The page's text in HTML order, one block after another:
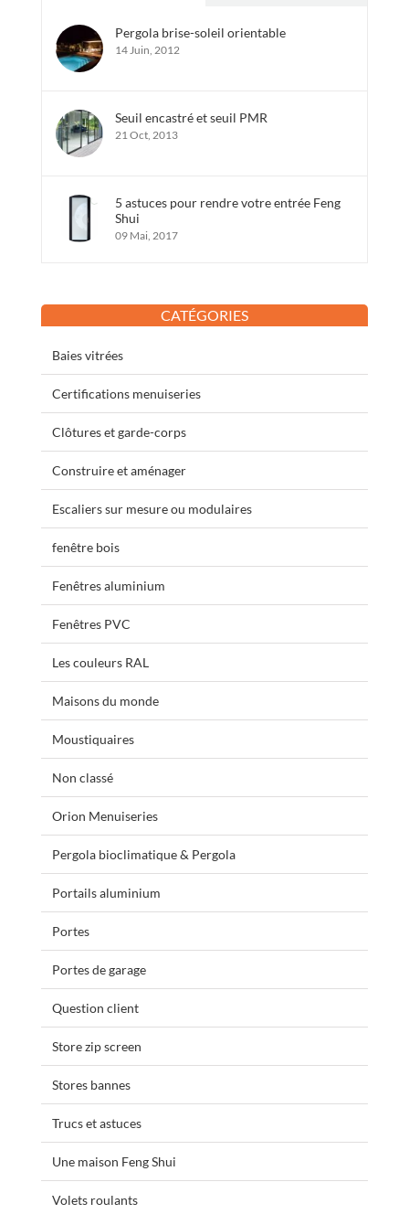
Pergola brise-soleil orientable
14 Juin, 2012
Seuil encastré et seuil PMR
21 Oct, 2013
5 astuces pour rendre votre entrée Feng
Shui
09 Mai, 2017
CATÉGORIES
Baies vitrées
Certifications menuiseries
Clôtures et garde-corps
Construire et aménager
Escaliers sur mesure ou modulaires
fenêtre bois
Fenêtres aluminium
Fenêtres PVC
Les couleurs RAL
Maisons du monde
Moustiquaires
Non classé
Orion Menuiseries
Pergola bioclimatique & Pergola
Portails aluminium
Portes
Portes de garage
Question client
Store zip screen
Stores bannes
Trucs et astuces
Une maison Feng Shui
Volets roulants